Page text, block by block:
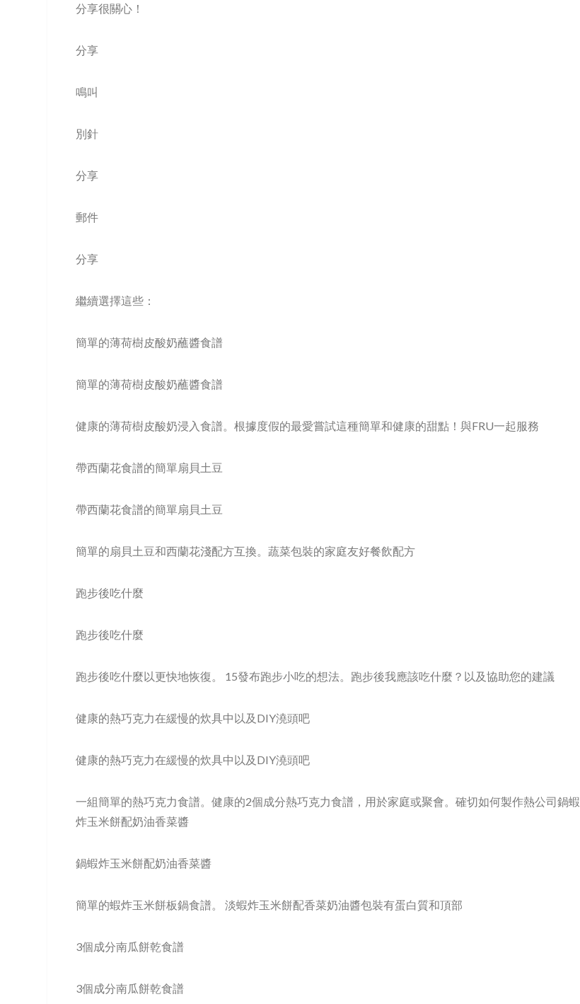
分享很關心！
分享
鳴叫
別針
分享
郵件
分享
繼續選擇這些：
簡單的薄荷樹皮酸奶蘸醬食譜
簡單的薄荷樹皮酸奶蘸醬食譜
健康的薄荷樹皮酸奶浸入食譜。根據度假的最愛嘗試這種簡單和健康的甜點！與FRU一起服務
帶西蘭花食譜的簡單扇貝土豆
帶西蘭花食譜的簡單扇貝土豆
簡單的扇貝土豆和西蘭花淺配方互換。蔬菜包裝的家庭友好餐飲配方
跑步後吃什麼
跑步後吃什麼
跑步後吃什麼以更快地恢復。 15發布跑步小吃的想法。跑步後我應該吃什麼？以及協助您的建議
健康的熱巧克力在緩慢的炊具中以及DIY澆頭吧
健康的熱巧克力在緩慢的炊具中以及DIY澆頭吧
一組簡單的熱巧克力食譜。健康的2個成分熱巧克力食譜，用於家庭或聚會。確切如何製作熱公司鍋蝦
炸玉米餅配奶油香菜醬
鍋蝦炸玉米餅配奶油香菜醬
簡單的蝦炸玉米餅板鍋食譜。 淡蝦炸玉米餅配香菜奶油醬包裝有蛋白質和頂部
3個成分南瓜餅乾食譜
3個成分南瓜餅乾食譜